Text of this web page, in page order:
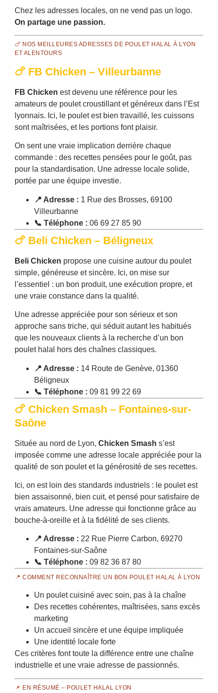
Chez les adresses locales, on ne vend pas un logo.
On partage une passion.
🍗 NOS MEILLEURES ADRESSES DE POULET HALAL À LYON
ET ALENTOURS
🍗 FB Chicken – Villeurbanne
FB Chicken est devenu une référence pour les
amateurs de poulet croustillant et généreux dans l’Est
lyonnais. Ici, le poulet est bien travaillé, les cuissons
sont maîtrisées, et les portions font plaisir.
On sent une vraie implication derrière chaque
commande : des recettes pensées pour le goût, pas
pour la standardisation. Une adresse locale solide,
portée par une équipe investie.
📍 Adresse : 1 Rue des Brosses, 69100
Villeurbanne
📞 Téléphone : 06 69 27 85 90
🍗 Beli Chicken – Béligneux
Beli Chicken propose une cuisine autour du poulet
simple, généreuse et sincère. Ici, on mise sur
l’essentiel : un bon produit, une exécution propre, et
une vraie constance dans la qualité.
Une adresse appréciée pour son sérieux et son
approche sans triche, qui séduit autant les habitués
que les nouveaux clients à la recherche d’un bon
poulet halal hors des chaînes classiques.
📍 Adresse : 14 Route de Genève, 01360
Béligneux
📞 Téléphone : 09 81 99 22 69
🍗 Chicken Smash – Fontaines-sur-
Saône
Située au nord de Lyon, Chicken Smash s’est
imposée comme une adresse locale appréciée pour la
qualité de son poulet et la générosité de ses recettes.
Ici, on est loin des standards industriels : le poulet est
bien assaisonné, bien cuit, et pensé pour satisfaire de
vrais amateurs. Une adresse qui fonctionne grâce au
bouche-à-oreille et à la fidélité de ses clients.
📍 Adresse : 22 Rue Pierre Carbon, 69270
Fontaines-sur-Saône
📞 Téléphone : 09 82 36 87 80
📍 COMMENT RECONNAÎTRE UN BON POULET HALAL À LYON
Un poulet cuisiné avec soin, pas à la chaîne
Des recettes cohérentes, maîtrisées, sans excès
marketing
Un accueil sincère et une équipe impliquée
Une identité locale forte
Ces critères font toute la différence entre une chaîne
industrielle et une vraie adresse de passionnés.
📌 EN RÉSUMÉ – POULET HALAL LYON